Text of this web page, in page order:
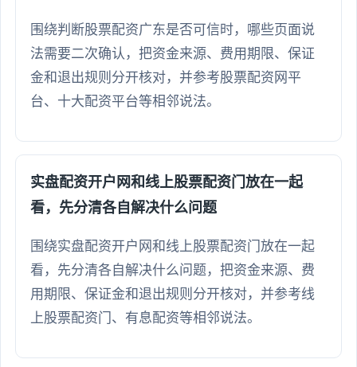
围绕判断股票配资广东是否可信时，哪些页面说
法需要二次确认，把资金来源、费用期限、保证
金和退出规则分开核对，并参考股票配资网平
台、十大配资平台等相邻说法。
实盘配资开户网和线上股票配资门放在一起
看，先分清各自解决什么问题
围绕实盘配资开户网和线上股票配资门放在一起
看，先分清各自解决什么问题，把资金来源、费
用期限、保证金和退出规则分开核对，并参考线
上股票配资门、有息配资等相邻说法。